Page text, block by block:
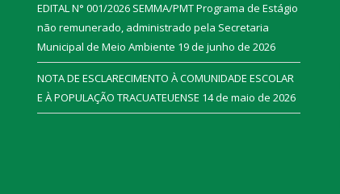
EDITAL N° 001/2026 SEMMA/PMT Programa de Estágio
não remunerado, administrado pela Secretaria
Municipal de Meio Ambiente 19 de junho de 2026
NOTA DE ESCLARECIMENTO À COMUNIDADE ESCOLAR
E À POPULAÇÃO TRACUATEUENSE 14 de maio de 2026